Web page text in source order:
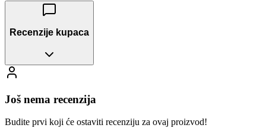
Recenzije kupaca
Još nema recenzija
Budite prvi koji će ostaviti recenziju za ovaj proizvod!